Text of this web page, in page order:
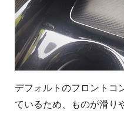
デフォルトのフロントコ
ているため、ものが滑り